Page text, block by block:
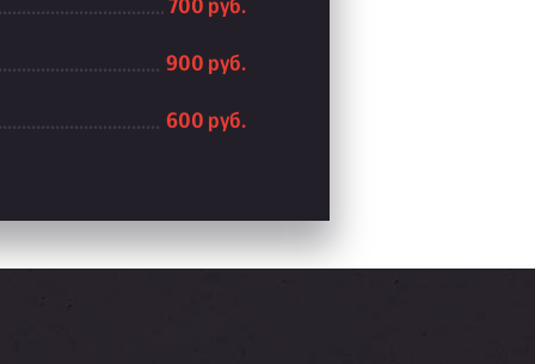
700 руб.
900 руб.
600 руб.